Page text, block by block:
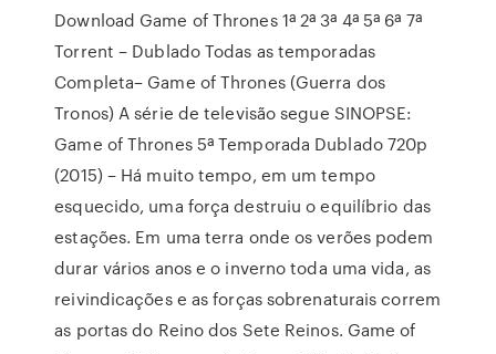
Download Game of Thrones 1ª 2ª 3ª 4ª 5ª 6ª 7ª
Torrent – Dublado Todas as temporadas
Completa– Game of Thrones (Guerra dos
Tronos) A série de televisão segue SINOPSE:
Game of Thrones 5ª Temporada Dublado 720p
(2015) – Há muito tempo, em um tempo
esquecido, uma força destruiu o equilíbrio das
estações. Em uma terra onde os verões podem
durar vários anos e o inverno toda uma vida, as
reivindicações e as forças sobrenaturais correm
as portas do Reino dos Sete Reinos. Game of